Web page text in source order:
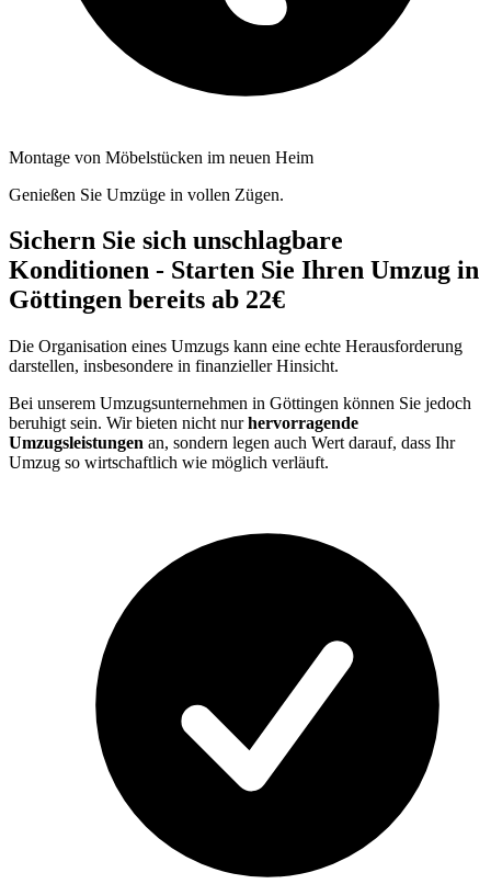
Montage von Möbelstücken im neuen Heim
Genießen Sie Umzüge in vollen Zügen.
Sichern Sie sich unschlagbare
Konditionen - Starten Sie Ihren Umzug in
Göttingen bereits ab 22€
Die Organisation eines Umzugs kann eine echte Herausforderung
darstellen, insbesondere in finanzieller Hinsicht.
Bei unserem Umzugsunternehmen in Göttingen können Sie jedoch
beruhigt sein. Wir bieten nicht nurhervorragende
Umzugsleistungen an, sondern legen auch Wert darauf, dass Ihr
Umzug so wirtschaftlich wie möglich verläuft.